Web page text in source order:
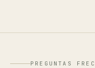
PREGUNTAS